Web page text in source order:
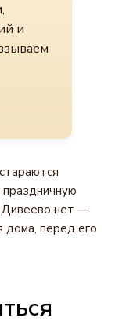
и
праздничную
Дивеево нет —
дома, перед его